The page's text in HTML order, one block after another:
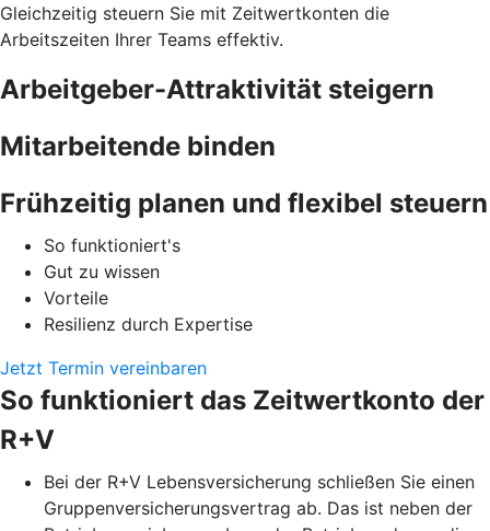
Gleichzeitig steuern Sie mit Zeitwertkonten die
Arbeitszeiten Ihrer Teams effektiv.
Arbeitgeber-Attraktivität steigern
Mitarbeitende binden
Frühzeitig planen und flexibel steuern
So funktioniert's
Gut zu wissen
Vorteile
Resilienz durch Expertise
Jetzt Termin vereinbaren
So funktioniert das Zeitwertkonto der
R+V
Bei der R+V Lebensversicherung schließen Sie einen
Gruppenversicherungsvertrag ab. Das ist neben der